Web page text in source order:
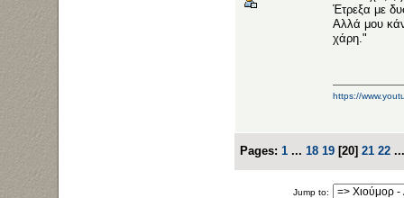
Έτρεξα με
Αλλά μου
χάρη."
https://
Pages: 1 ... 18 19 [20] 21 22
Jump to: